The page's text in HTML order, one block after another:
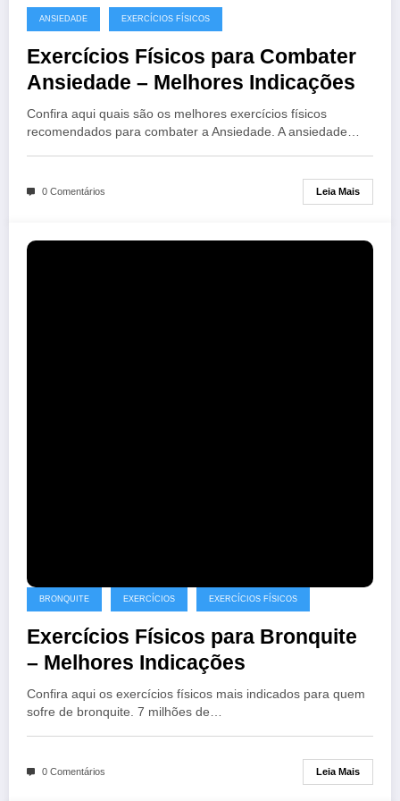
ANSIEDADE EXERCÍCIOS FÍSICOS
Exercícios Físicos para Combater
Ansiedade – Melhores Indicações
Confira aqui quais são os melhores exercícios físicos
recomendados para combater a Ansiedade. A ansiedade…
0 Comentários Leia Mais
BRONQUITE EXERCÍCIOS EXERCÍCIOS FÍSICOS
Exercícios Físicos para Bronquite
– Melhores Indicações
Confira aqui os exercícios físicos mais indicados para quem
sofre de bronquite. 7 milhões de…
0 Comentários Leia Mais